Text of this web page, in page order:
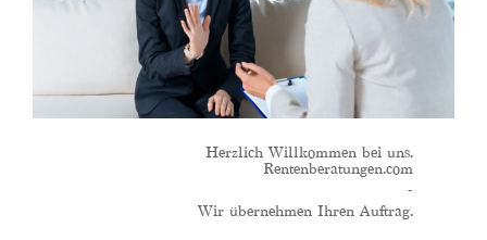
Herzlich Willkommen bei uns.
Rentenberatungen.com
-
Wir übernehmen Ihren Auftrag.